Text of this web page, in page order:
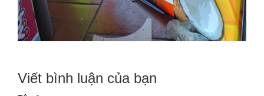
Viết bình luận của bạn